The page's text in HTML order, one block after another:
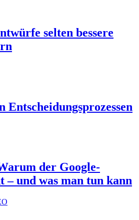
selten bessere
der Google-
und was man tun kann